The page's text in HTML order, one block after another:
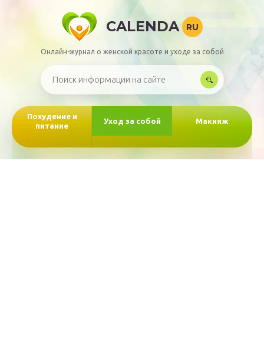
CALENDA RU
Онлайн-журнал о женской красоте и уходе за собой
Похудение и
питание
Уход за собой Макияж